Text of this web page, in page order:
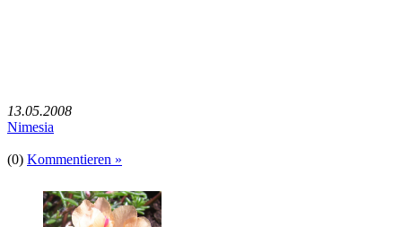
13.05.2008
Nimesia
(0) Kommentieren »